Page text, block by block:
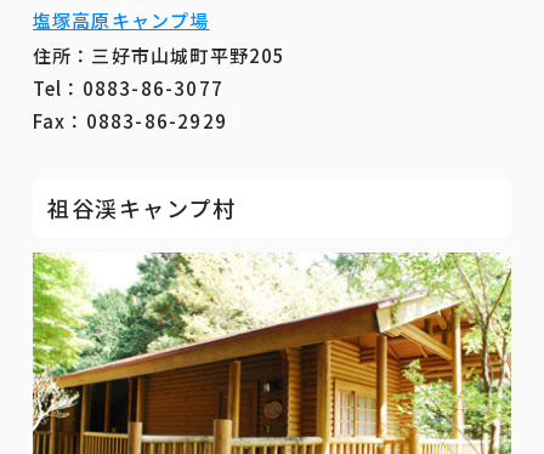
塩塚高原キャンプ場
住所：三好市山城町平野205
Tel：0883-86-3077
Fax：0883-86-2929
祖谷渓キャンプ村